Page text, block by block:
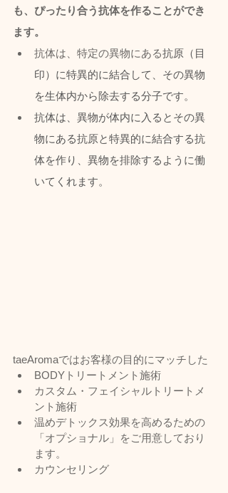
も、ぴったり合う抗体を作ることができ
ます。
抗体は、特定の異物にある抗原（目
印）に特異的に結合して、その異物
を生体内から除去する分子です。
抗体は、異物が体内に入るとその異
物にある抗原と特異的に結合する抗
体を作り、異物を排除するように働
いてくれます。
taeAromaではお客様の目的にマッチした
BODYトリートメント施術
カスタム・フェイシャルトリートメ
ント施術
温めデトックス効果を高めるための
「オプショナル」をご用意しており
ます。
カウンセリング